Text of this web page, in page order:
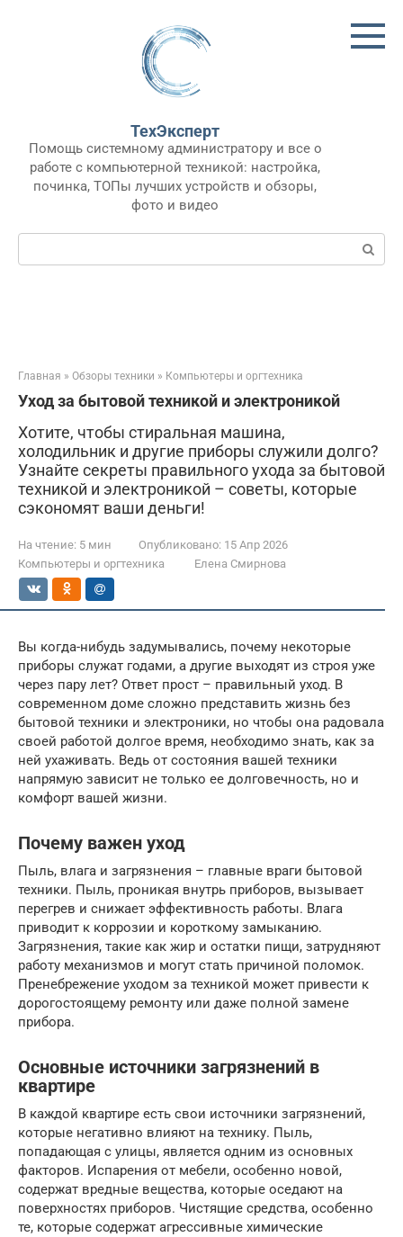
ТехЭксперт
Помощь системному администратору и все о
работе с компьютерной техникой: настройка,
починка, ТОПы лучших устройств и обзоры,
фото и видео
Поиск:
Главная » Обзоры техники » Компьютеры и оргтехника
Уход за бытовой техникой и электроникой
Хотите, чтобы стиральная машина,
холодильник и другие приборы служили долго?
Узнайте секреты правильного ухода за бытовой
техникой и электроникой – советы, которые
сэкономят ваши деньги!
На чтение: 5 мин Опубликовано: 15 Апр 2026
Компьютеры и оргтехника
Елена Смирнова
Вы когда-нибудь задумывались, почему некоторые
приборы служат годами, а другие выходят из строя уже
через пару лет? Ответ прост – правильный уход. В
современном доме сложно представить жизнь без
бытовой техники и электроники, но чтобы она радовала
своей работой долгое время, необходимо знать, как за
ней ухаживать. Ведь от состояния вашей техники
напрямую зависит не только ее долговечность, но и
комфорт вашей жизни.
Почему важен уход
Пыль, влага и загрязнения – главные враги бытовой
техники. Пыль, проникая внутрь приборов, вызывает
перегрев и снижает эффективность работы. Влага
приводит к коррозии и короткому замыканию.
Загрязнения, такие как жир и остатки пищи, затрудняют
работу механизмов и могут стать причиной поломок.
Пренебрежение уходом за техникой может привести к
дорогостоящему ремонту или даже полной замене
прибора.
Основные источники загрязнений в
квартире
В каждой квартире есть свои источники загрязнений,
которые негативно влияют на технику. Пыль,
попадающая с улицы, является одним из основных
факторов. Испарения от мебели, особенно новой,
содержат вредные вещества, которые оседают на
поверхностях приборов. Чистящие средства, особенно
те, которые содержат агрессивные химические